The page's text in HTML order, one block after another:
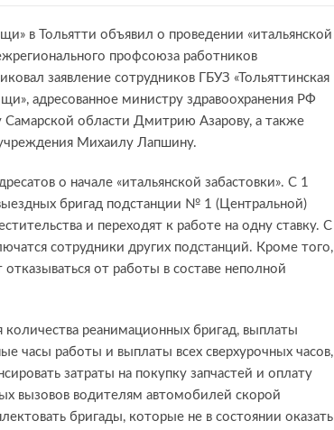
в Тольятти объявил о проведении «итальянской
профсоюза работников
заявление сотрудников ГБУЗ «Тольяттинская
адресованное министру здравоохранения РФ
Самарской области Дмитрию Азарову, а также
Михаилу Лапшину.
о начале «итальянской забастовки». С 1
бригад подстанции № 1 (Центральной)
и переходят к работе на одну ставку. С
сотрудники других подстанций. Кроме того,
от работы в составе неполной
реанимационных бригад, выплаты
часы работы и выплаты всех сверхурочных часов,
затраты на покупку запчастей и оплату
вызовов водителям автомобилей скорой
бригады, которые не в состоянии оказать